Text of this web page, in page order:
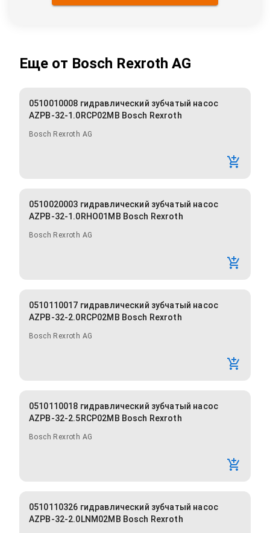
Еще от Bosch Rexroth AG
0510010008 гидравлический зубчатый насос
AZPB-32-1.0RCP02MB Bosch Rexroth
Bosch Rexroth AG
0510020003 гидравлический зубчатый насос
AZPB-32-1.0RHO01MB Bosch Rexroth
Bosch Rexroth AG
0510110017 гидравлический зубчатый насос
AZPB-32-2.0RCP02MB Bosch Rexroth
Bosch Rexroth AG
0510110018 гидравлический зубчатый насос
AZPB-32-2.5RCP02MB Bosch Rexroth
Bosch Rexroth AG
0510110326 гидравлический зубчатый насос
AZPB-32-2.0LNM02MB Bosch Rexroth